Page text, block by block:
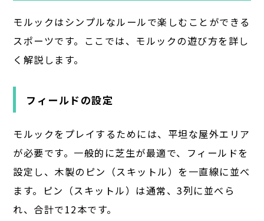
モルックはシンプルなルールで楽しむことができる
スポーツです。ここでは、モルックの遊び方を詳し
く解説します。
フィールドの設定
モルックをプレイするためには、平坦な屋外エリア
が必要です。一般的に芝生が最適で、フィールドを
設定し、木製のピン（スキットル）を一直線に並べ
ます。ピン（スキットル）は通常、3列に並べら
れ、合計で12本です。